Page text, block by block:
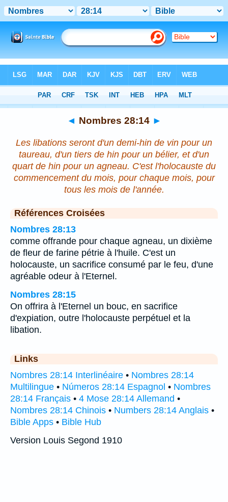
Chapitre 28> Verset 14
◄ Nombres 28:14 ►
Les libations seront d'un demi-hin de vin pour un
taureau, d'un tiers de hin pour un bélier, et d'un
quart de hin pour un agneau. C'est l'holocauste du
commencement du mois, pour chaque mois, pour
tous les mois de l'année.
Références Croisées
Nombres 28:13
comme offrande pour chaque agneau, un dixième
de fleur de farine pétrie à l'huile. C'est un
holocauste, un sacrifice consumé par le feu, d'une
agréable odeur à l'Eternel.
Nombres 28:15
On offrira à l'Eternel un bouc, en sacrifice
d'expiation, outre l'holocauste perpétuel et la
libation.
Links
Nombres 28:14 Interlinéaire • Nombres 28:14
Multilingue • Números 28:14 Espagnol • Nombres
28:14 Français • 4 Mose 28:14 Allemand •
Nombres 28:14 Chinois • Numbers 28:14 Anglais •
Bible Apps • Bible Hub
Version Louis Segond 1910